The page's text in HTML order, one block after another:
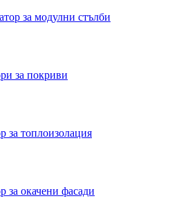
за модулни стълби
за покриви
за топлоизолация
за окачени фасади